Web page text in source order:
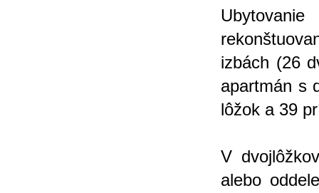
izbách (26
apartmán s
lôžok a 39
V
alebo